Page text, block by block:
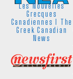
Les Nouvelles
Grecques
Canadiennes I The
Greek Canadian
News